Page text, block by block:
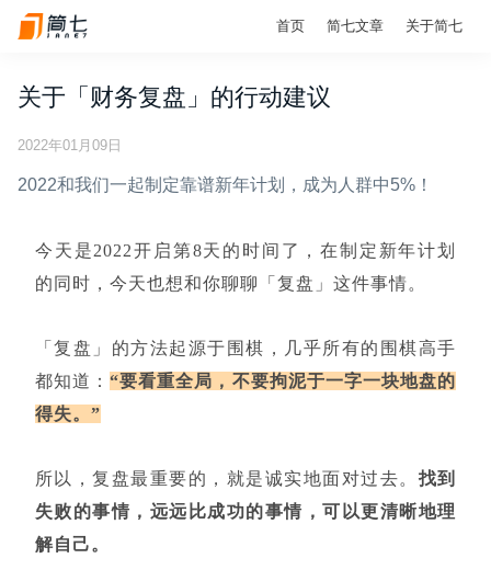
首页 简七文章 关于简七
关于「财务复盘」的行动建议
2022年01月09日
2022和我们一起制定靠谱新年计划，成为人群中5%！
今天是2022开启第8天的时间了，在制定新年计划
的同时，今天也想和你聊聊「 复盘 」 这件事情。
「复盘 」 的方法起源于围棋，几乎所有的围棋高手
都知道：“要看重全局，不要拘泥于一字一块地盘的
得失。”
所以，复盘最重要的，就是诚实地面对过去。 找到
失败的事情，远远比成功的事情，可以更清晰地理
解自己。